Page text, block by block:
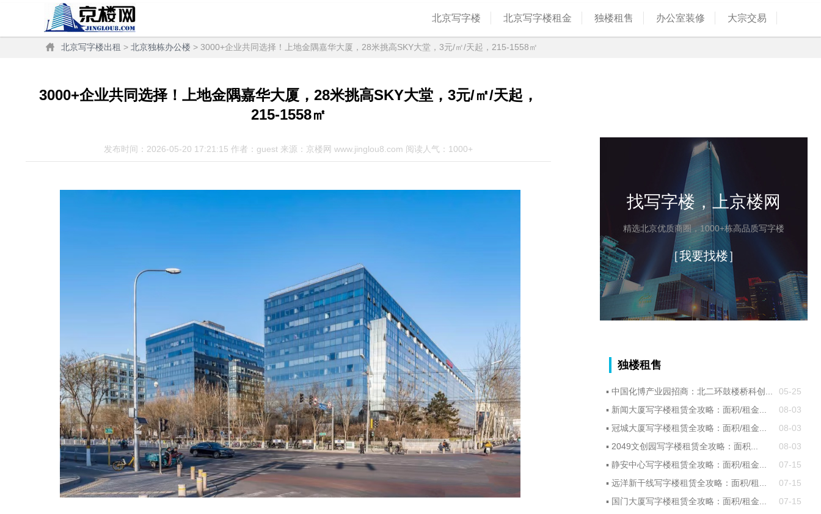
北京写字楼 北京写字楼租金 独楼租售 办公室装修 大宗交易
北京写字楼出租 > 北京独栋办公楼 > 3000+企业共同选择！上地金隅嘉华大厦，28米挑高SKY大堂，3元/㎡/天起，215-1558㎡
找写字楼，上京楼网
精选北京优质商圈，1000+栋高品质写字楼
［我要找楼］
独楼租售
▪ 中国化博产业园招商：北二环鼓楼桥科创...
05-25
▪ 新闻大厦写字楼租赁全攻略：面积/租金...
08-03
▪ 冠城大厦写字楼租赁全攻略：面积/租金...
08-03
▪ 2049文创园写字楼租赁全攻略：面积...
08-03
▪ 静安中心写字楼租赁全攻略：面积/租金...
07-15
▪ 远洋新干线写字楼租赁全攻略：面积/租...
07-15
▪ 国门大厦写字楼租赁全攻略：面积/租金...
07-15
3000+企业共同选择！上地金隅嘉华大厦，28米挑高SKY大堂，3元/㎡/天起，
215-1558㎡
发布时间：2026-05-20 17:21:15 作者：guest 来源：京楼网 www.jinglou8.com 阅读人气：1000+